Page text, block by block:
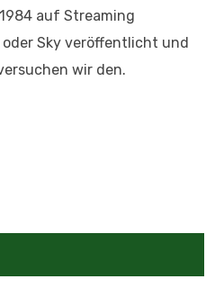
auf Streaming
Sky veröffentlicht und
wir den.